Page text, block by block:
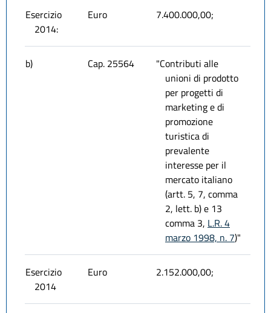
Esercizio
2014:
Euro 7.400.000,00;
b) Cap. 25564
"Contributi alle
unioni di prodotto
per progetti di
marketing e di
promozione
turistica di
prevalente
interesse per il
mercato italiano
(artt. 5, 7, comma
2, lett. b) e 13
comma 3, L.R. 4
marzo 1998, n. 7)"
Esercizio
2014
Euro 2.152.000,00;